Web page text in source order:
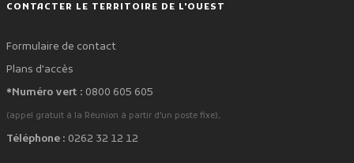
CONTACTER LE TERRITOIRE DE L'OUEST
Formulaire de contact
Plans d'accès
*Numéro vert : 0800 605 605
(appel gratuit à la Réunion à partir d'un poste fixe).
Téléphone : 0262 32 12 12